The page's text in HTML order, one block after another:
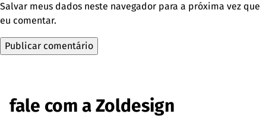
Salvar meus dados neste navegador para a próxima vez que
eu comentar.
fale com a Zoldesign